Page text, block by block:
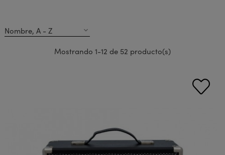
Nombre, A - Z expand_more
Mostrando 1-12 de 52 producto(s)